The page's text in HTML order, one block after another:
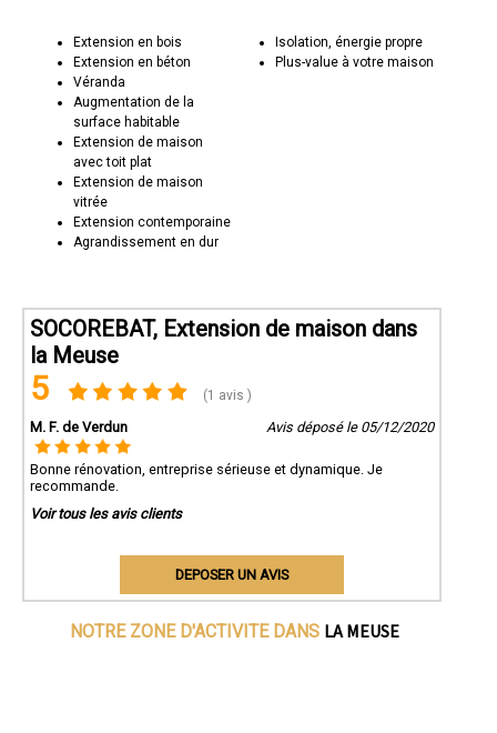
Extension en bois
Extension en béton
Véranda
Augmentation de la
surface habitable
Extension de maison
avec toit plat
Extension de maison
vitrée
Extension contemporaine
Agrandissement en dur
Isolation, énergie propre
Plus-value à votre maison
SOCOREBAT, Extension de maison dans
la Meuse
5 (1 avis )
M. F. de Verdun Avis déposé le 05/12/2020
Bonne rénovation, entreprise sérieuse et dynamique. Je
recommande.
Voir tous les avis clients
DEPOSER UN AVIS
NOTRE ZONE D'ACTIVITE DANS LA MEUSE